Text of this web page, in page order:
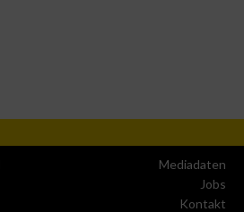
Mediadaten
Jobs
Kontakt